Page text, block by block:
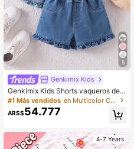
5
Genkimix Kids
Genkimix Kids Shorts vaqueros de n
iña joven con volantes y costuras el
ásticas vintage
#1 Más vendidos en Multicolor Chicas jóvenes de mezclilla
ARS$54.777
4-7 Years